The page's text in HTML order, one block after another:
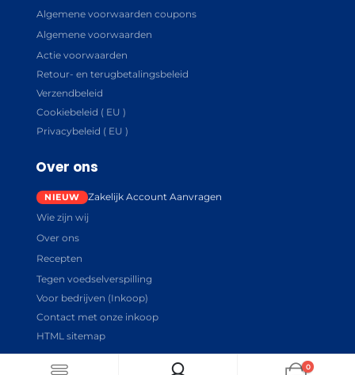
Algemene voorwaarden coupons
Algemene voorwaarden
Actie voorwaarden
Retour- en terugbetalingsbeleid
Verzendbeleid
Cookiebeleid ( EU )
Privacybeleid ( EU )
Over ons
Zakelijk Account Aanvragen
Wie zijn wij
Over ons
Recepten
Tegen voedselverspilling
Voor bedrijven (Inkoop)
Contact met onze inkoop
HTML sitemap
0